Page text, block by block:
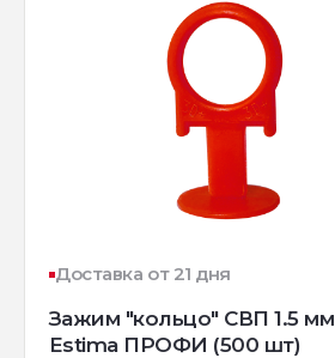
Доставка от 21 дня
Зажим "кольцо" СВП 1.5 мм
Estima ПРОФИ (500 шт)